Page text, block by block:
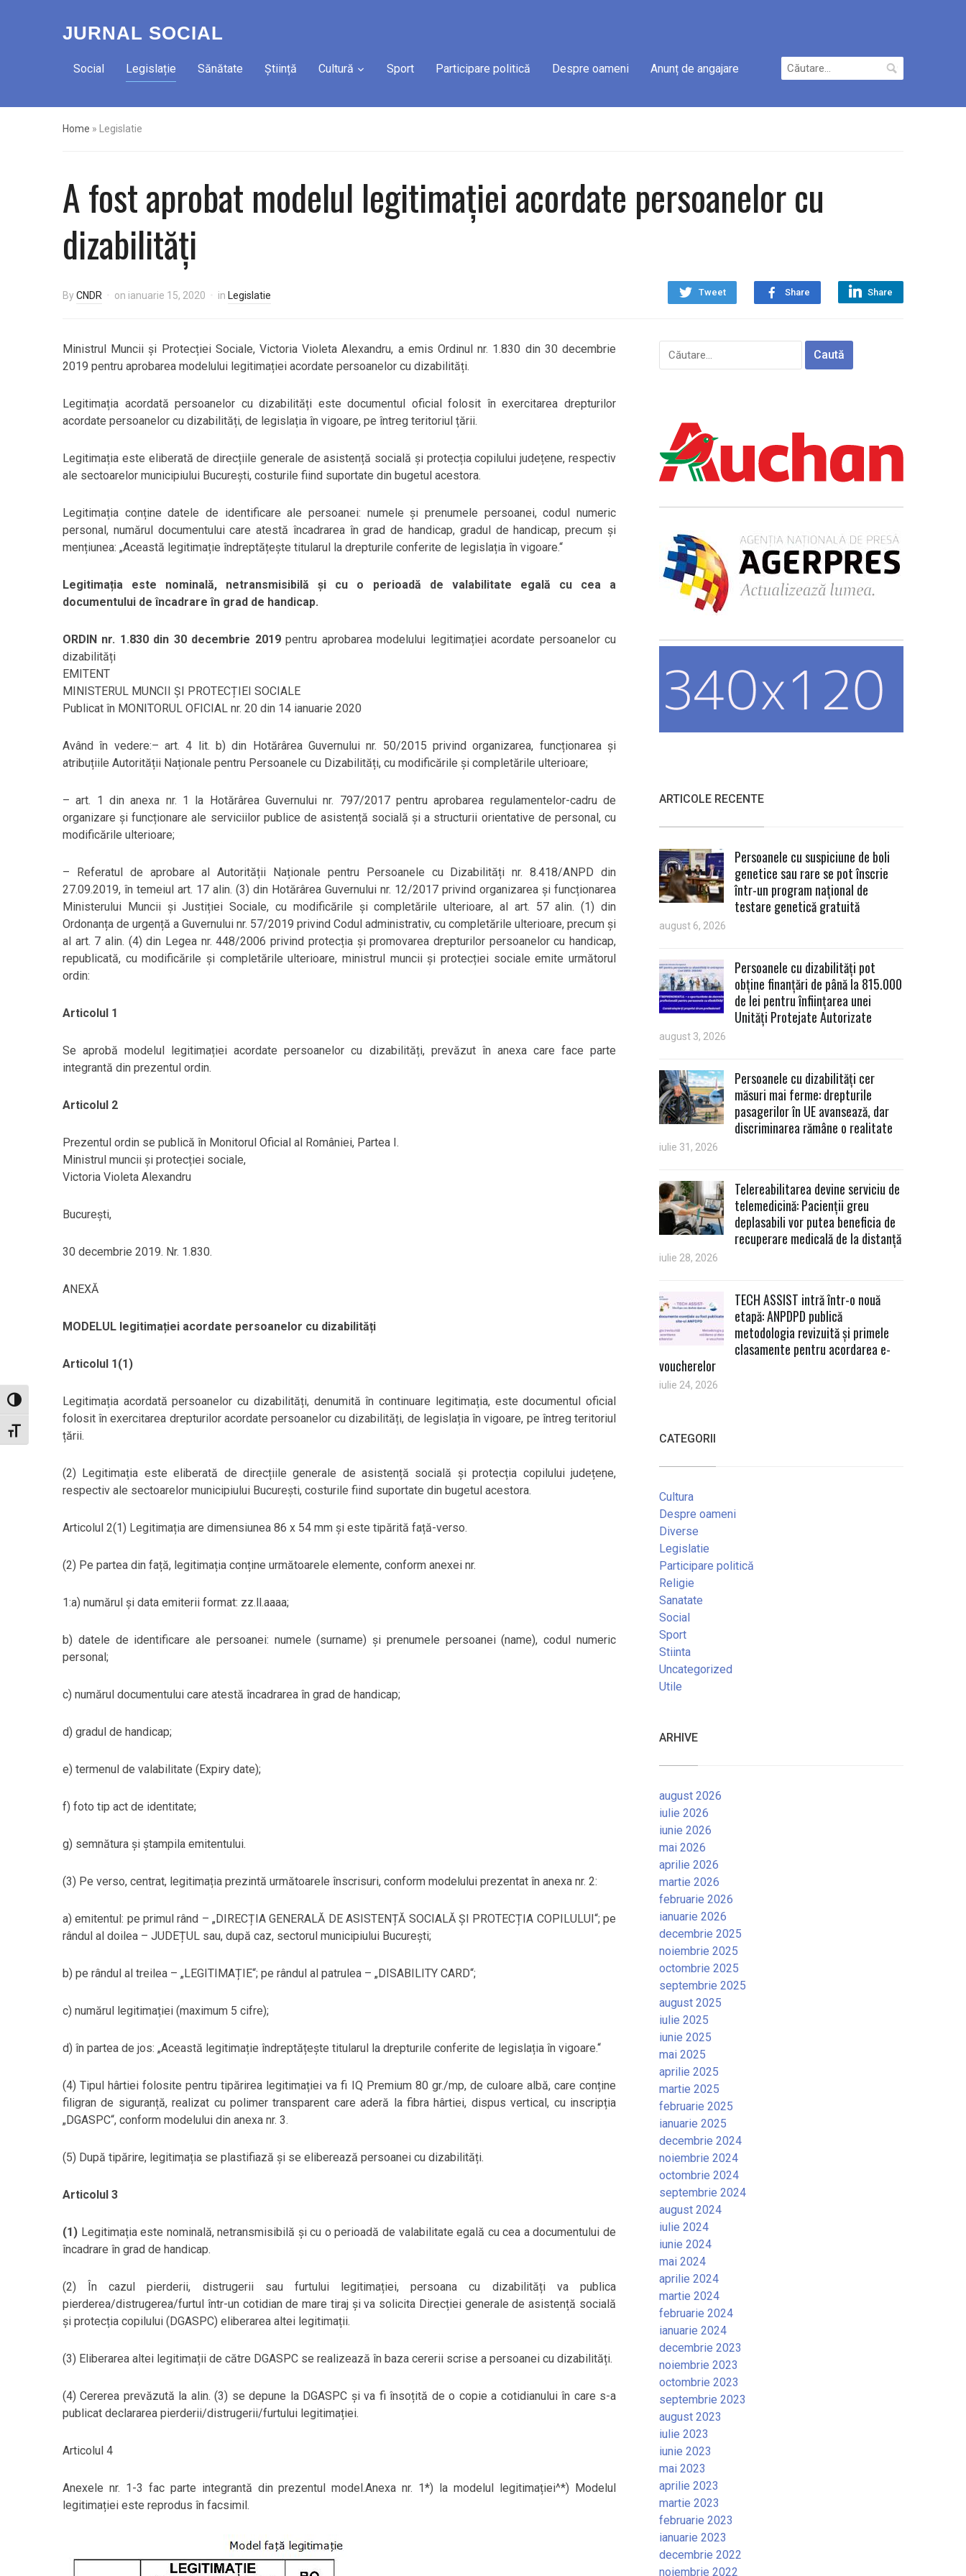
Toggle High Contrast
Toggle Font size
JURNAL SOCIAL
Social Legislație Sănătate Știință Cultură Sport Participare politică Despre oameni Anunț de angajare
Caută
după:
Home » Legislatie
A fost aprobat modelul legitimației acordate persoanelor cu
dizabilități
Tweet Share Share
ByCNDR on ianuarie 15, 2020 in Legislatie
Ministrul Muncii și Protecției Sociale, Victoria Violeta Alexandru, a emis Ordinul nr. 1.830 din 30 decembrie
2019 pentru aprobarea modelului legitimației acordate persoanelor cu dizabilități.
Legitimația acordată persoanelor cu dizabilități este documentul oficial folosit în exercitarea drepturilor
acordate persoanelor cu dizabilități, de legislația în vigoare, pe întreg teritoriul țării.
Legitimația este eliberată de direcțiile generale de asistență socială și protecția copilului județene, respectiv
ale sectoarelor municipiului București, costurile fiind suportate din bugetul acestora.
Legitimația conține datele de identificare ale persoanei: numele și prenumele persoanei, codul numeric
personal, numărul documentului care atestă încadrarea în grad de handicap, gradul de handicap, precum și
mențiunea: „Această legitimație îndreptățește titularul la drepturile conferite de legislația în vigoare.“
Legitimația este nominală, netransmisibilă și cu o perioadă de valabilitate egală cu cea a
documentului de încadrare în grad de handicap.
ORDIN nr. 1.830 din 30 decembrie 2019pentru aprobarea modelului legitimației acordate persoanelor cu
dizabilități
EMITENT
MINISTERUL MUNCII ȘI PROTECȚIEI SOCIALE
Publicat în MONITORUL OFICIAL nr. 20 din 14 ianuarie 2020
Având în vedere:– art. 4 lit. b) din Hotărârea Guvernului nr. 50/2015 privind organizarea, funcționarea și
atribuțiile Autorității Naționale pentru Persoanele cu Dizabilități, cu modificările și completările ulterioare;
– art. 1 din anexa nr. 1 la Hotărârea Guvernului nr. 797/2017 pentru aprobarea regulamentelor-cadru de
organizare și funcționare ale serviciilor publice de asistență socială și a structurii orientative de personal, cu
modificările ulterioare;
– Referatul de aprobare al Autorității Naționale pentru Persoanele cu Dizabilități nr. 8.418/ANPD din
27.09.2019, în temeiul art. 17 alin. (3) din Hotărârea Guvernului nr. 12/2017 privind organizarea și funcționarea
Ministerului Muncii și Justiției Sociale, cu modificările și completările ulterioare, al art. 57 alin. (1) din
Ordonanța de urgență a Guvernului nr. 57/2019 privind Codul administrativ, cu completările ulterioare, precum și
al art. 7 alin. (4) din Legea nr. 448/2006 privind protecția și promovarea drepturilor persoanelor cu handicap,
republicată, cu modificările și completările ulterioare, ministrul muncii și protecției sociale emite următorul
ordin:
Articolul 1
Se aprobă modelul legitimației acordate persoanelor cu dizabilități, prevăzut în anexa care face parte
integrantă din prezentul ordin.
Articolul 2
Prezentul ordin se publică în Monitorul Oficial al României, Partea I.
Ministrul muncii și protecției sociale,
Victoria Violeta Alexandru
București,
30 decembrie 2019. Nr. 1.830.
ANEXĂ
MODELUL legitimației acordate persoanelor cu dizabilități
Articolul 1(1)
Legitimația acordată persoanelor cu dizabilități, denumită în continuare legitimația, este documentul oficial
folosit în exercitarea drepturilor acordate persoanelor cu dizabilități, de legislația în vigoare, pe întreg teritoriul
țării.
(2) Legitimația este eliberată de direcțiile generale de asistență socială și protecția copilului județene,
respectiv ale sectoarelor municipiului București, costurile fiind suportate din bugetul acestora.
Articolul 2(1) Legitimația are dimensiunea 86 x 54 mm și este tipărită față-verso.
(2) Pe partea din față, legitimația conține următoarele elemente, conform anexei nr.
1:a) numărul și data emiterii format: zz.ll.aaaa;
b) datele de identificare ale persoanei: numele (surname) și prenumele persoanei (name), codul numeric
personal;
c) numărul documentului care atestă încadrarea în grad de handicap;
d) gradul de handicap;
e) termenul de valabilitate (Expiry date);
f) foto tip act de identitate;
g) semnătura și ștampila emitentului.
(3) Pe verso, centrat, legitimația prezintă următoarele înscrisuri, conform modelului prezentat în anexa nr. 2:
a) emitentul: pe primul rând – „DIRECȚIA GENERALĂ DE ASISTENȚĂ SOCIALĂ ȘI PROTECȚIA COPILULUI“; pe
rândul al doilea – JUDEȚUL sau, după caz, sectorul municipiului București;
b) pe rândul al treilea – „LEGITIMAȚIE“; pe rândul al patrulea – „DISABILITY CARD“;
c) numărul legitimației (maximum 5 cifre);
d) în partea de jos: „Această legitimație îndreptățește titularul la drepturile conferite de legislația în vigoare.“
(4) Tipul hârtiei folosite pentru tipărirea legitimației va fi IQ Premium 80 gr./mp, de culoare albă, care conține
filigran de siguranță, realizat cu polimer transparent care aderă la fibra hârtiei, dispus vertical, cu inscripția
„DGASPC“, conform modelului din anexa nr. 3.
(5) După tipărire, legitimația se plastifiază și se eliberează persoanei cu dizabilități.
Articolul 3
(1) Legitimația este nominală, netransmisibilă și cu o perioadă de valabilitate egală cu cea a documentului de
încadrare în grad de handicap.
(2) În cazul pierderii, distrugerii sau furtului legitimației, persoana cu dizabilități va publica
pierderea/distrugerea/furtul într-un cotidian de mare tiraj și va solicita Direcției generale de asistență socială
și protecția copilului (DGASPC) eliberarea altei legitimații.
(3) Eliberarea altei legitimații de către DGASPC se realizează în baza cererii scrise a persoanei cu dizabilități.
(4) Cererea prevăzută la alin. (3) se depune la DGASPC și va fi însoțită de o copie a cotidianului în care s-a
publicat declararea pierderii/distrugerii/furtului legitimației.
Articolul 4
Anexele nr. 1-3 fac parte integrantă din prezentul model.Anexa nr. 1*) la modelul legitimației^*) Modelul
legitimației este reprodus în facsimil.
Caută
după:
ARTICOLE RECENTE
Persoanele cu suspiciune de boli
genetice sau rare se pot înscrie
într-un program național de
testare genetică gratuită
august 6, 2026
Persoanele cu dizabilități pot
obține finanțări de până la 815.000
de lei pentru înființarea unei
Unități Protejate Autorizate
august 3, 2026
Persoanele cu dizabilități cer
măsuri mai ferme: drepturile
pasagerilor în UE avansează, dar
discriminarea rămâne o realitate
iulie 31, 2026
Telereabilitarea devine serviciu de
telemedicină: Pacienții greu
deplasabili vor putea beneficia de
recuperare medicală de la distanță
iulie 28, 2026
TECH ASSIST intră într-o nouă
etapă: ANPDPD publică
metodologia revizuită și primele
clasamente pentru acordarea e-
voucherelor
iulie 24, 2026
CATEGORII
Cultura
Despre oameni
Diverse
Legislatie
Participare politică
Religie
Sanatate
Social
Sport
Stiinta
Uncategorized
Utile
ARHIVE
august 2026
iulie 2026
iunie 2026
mai 2026
aprilie 2026
martie 2026
februarie 2026
ianuarie 2026
decembrie 2025
noiembrie 2025
octombrie 2025
septembrie 2025
august 2025
iulie 2025
iunie 2025
mai 2025
aprilie 2025
martie 2025
februarie 2025
ianuarie 2025
decembrie 2024
noiembrie 2024
octombrie 2024
septembrie 2024
august 2024
iulie 2024
iunie 2024
mai 2024
aprilie 2024
martie 2024
februarie 2024
ianuarie 2024
decembrie 2023
noiembrie 2023
octombrie 2023
septembrie 2023
august 2023
iulie 2023
iunie 2023
mai 2023
aprilie 2023
martie 2023
februarie 2023
ianuarie 2023
decembrie 2022
noiembrie 2022